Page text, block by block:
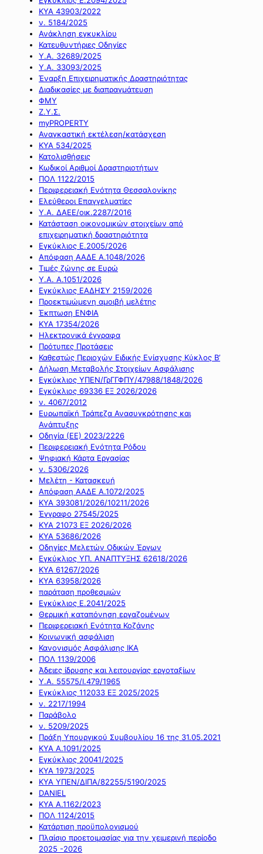
ΚΥΑ 43903/2022
ν. 5184/2025
Ανάκληση εγκυκλίου
Κατευθυντήριες Οδηγίες
Υ.Α. 32689/2025
Υ.Α. 33093/2025
Έναρξη Επιχειρηματικής Δραστηριότητας
Διαδικασίες με διαπραγμάτευση
ΦΜΥ
Ζ.Υ.Σ.
myPROPERTY
Αναγκαστική εκτέλεση/κατάσχεση
ΚΥΑ 534/2025
Κατολισθήσεις
Κωδικοί Αριθμοί Δραστηριοτήτων
ΠΟΛ 1122/2015
Περιφερειακή Ενότητα Θεσσαλονίκης
Ελεύθεροι Επαγγελματίες
Υ.Α. ΔΑΕΕ/οικ.2287/2016
Κατάσταση οικονομικών στοιχείων από
επιχειρηματική δραστηριότητα
Εγκύκλιος Ε.2005/2026
Απόφαση ΑΑΔΕ Α.1048/2026
Τιμές ζώνης σε Ευρώ
Υ.Α. Α.1051/2026
Εγκύκλιος ΕΑΔΗΣΥ 2159/2026
Προεκτιμώμενη αμοιβή μελέτης
Έκπτωση ΕΝΦΙΑ
ΚΥΑ 17354/2026
Ηλεκτρονικά έγγραφα
Πρότυπες Προτάσεις
Καθεστώς Περιοχών Ειδικής Ενίσχυσης Κύκλος Β’
Δήλωση Μεταβολής Στοιχείων Ασφάλισης
Εγκύκλιος ΥΠΕΝ/ΓρΓΓΦΠΥ/47988/1848/2026
Εγκύκλιος 69336 ΕΞ 2026/2026
ν. 4067/2012
Ευρωπαϊκή Τράπεζα Ανασυγκρότησης και
Ανάπτυξης
Οδηγία (ΕΕ) 2023/2226
Περιφερειακή Ενότητα Ρόδου
Ψηφιακή Κάρτα Εργασίας
ν. 5306/2026
Μελέτη - Κατασκευή
Απόφαση ΑΑΔΕ Α.1072/2025
ΚΥΑ 393081/2026/10211/2026
Έγγραφο 27545/2025
ΚΥΑ 21073 ΕΞ 2026/2026
ΚΥΑ 53686/2026
Οδηγίες Μελετών Οδικών Έργων
Εγκύκλιος ΥΠ. ΑΝΑΠΤΥΞΗΣ 62618/2026
ΚΥΑ 61267/2026
ΚΥΑ 63958/2026
παράταση προθεσμιών
Εγκύκλιος Ε.2041/2025
Θερμική καταπόνηση εργαζομένων
Περιφερειακή Ενότητα Κοζάνης
Κοινωνική ασφάλιση
Κανονισμός Ασφάλισης ΙΚΑ
ΠΟΛ 1139/2006
Άδειες ίδρυσης και λειτουργίας εργοταξίων
Υ.Α. 55575/Ι.479/1965
Εγκύκλιος 112033 ΕΞ 2025/2025
ν. 2217/1994
Παράβολο
ν. 5209/2025
Πράξη Υπουργικού Συμβουλίου 16 της 31.05.2021
ΚΥΑ Α.1091/2025
Εγκύκλιος 20041/2025
ΚΥΑ 1973/2025
ΚΥΑ ΥΠΕΝ/ΔΙΠΑ/82255/5190/2025
DANIEL
ΚΥΑ Α.1162/2023
ΠΟΛ 1124/2015
Κατάρτιση προϋπολογισμού
Πλαίσιο προετοιμασίας για την χειμερινή περίοδο
2025 -2026